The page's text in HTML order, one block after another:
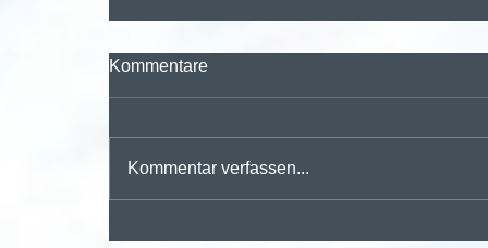
Kommentare
Kommentar verfassen...